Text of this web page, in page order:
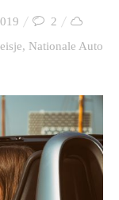
2
, Nationale Auto